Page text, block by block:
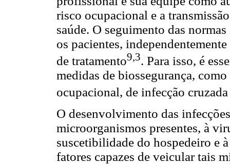
risco ocupacional e a
saúde. O seguimento das
os pacientes,
de tratamento9,3. Para isso, é
medidas de biossegurança,
ocupacional, de infecção
O desenvolvimento das
microorganismos presentes, à
suscetibilidade do hospedeiro e
fatores capazes de veicular tais